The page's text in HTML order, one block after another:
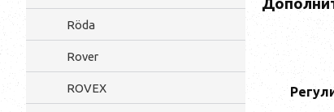
Röda
Rover
ROVEX